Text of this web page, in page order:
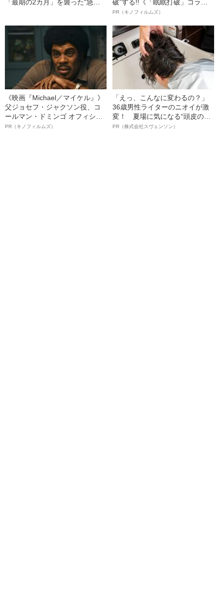
「最期の2カ月」を襲った“急激
破”する!!《「眠眠打破」コラ
ボ》
PR（キノフィルムズ）
《映画『Michael／マイケル』》
父ジョセフ・ジャクソン役、コ
ールマン・ドミンゴ オフィシャ
ルインタビュー“観客を魅了した
PR（キノフィルムズ）
「えっ、こんなに変わるの？」
36歳男性ライターのニオイが激
変！ 夏場に気になる“頭皮のニ
オイ”や“ベタつき”を解消す
PR（株式会社スヴェンソン）